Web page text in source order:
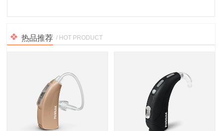
热品推荐 / HOT PRODUCT